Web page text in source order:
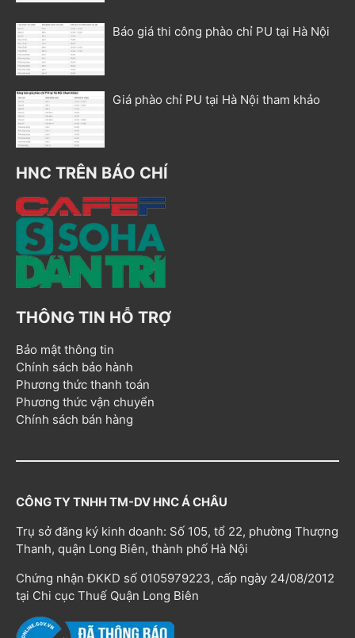
Báo giá thi công phào chỉ PU tại Hà Nội
Giá phào chỉ PU tại Hà Nội tham khảo
HNC TRÊN BÁO CHÍ
THÔNG TIN HỖ TRỢ
Bảo mật thông tin
Chính sách bảo hành
Phương thức thanh toán
Phương thức vận chuyển
Chính sách bán hàng
CÔNG TY TNHH TM-DV HNC Á CHÂU
Trụ sở đăng ký kinh doanh: Số 105, tổ 22, phường Thượng
Thanh, quận Long Biên, thành phố Hà Nội
Chứng nhận ĐKKD số 0105979223, cấp ngày 24/08/2012
tại Chi cục Thuế Quận Long Biên